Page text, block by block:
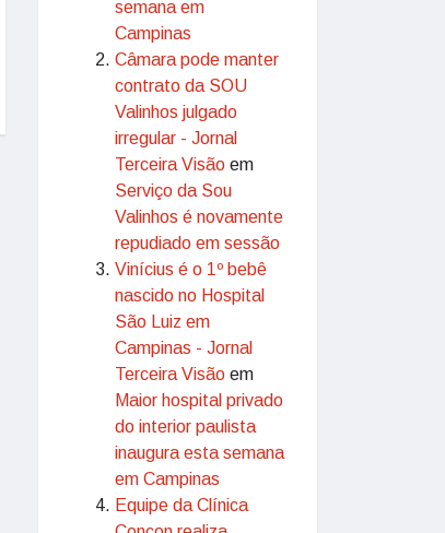
semana em
Campinas
Câmara pode manter
contrato da SOU
Valinhos julgado
irregular - Jornal
Terceira Visão em
Serviço da Sou
Valinhos é novamente
repudiado em sessão
Vinícius é o 1º bebê
nascido no Hospital
São Luiz em
Campinas - Jornal
Terceira Visão em
Maior hospital privado
do interior paulista
inaugura esta semana
em Campinas
Equipe da Clínica